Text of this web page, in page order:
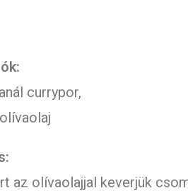
currypor,
az olívaolajjal keverjük